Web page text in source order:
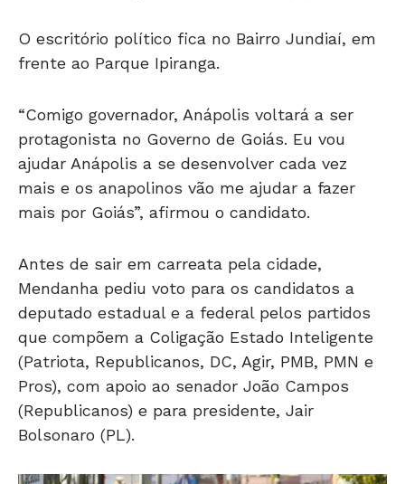
O escritório político fica no Bairro Jundiaí, em
frente ao Parque Ipiranga.
“Comigo governador, Anápolis voltará a ser
protagonista no Governo de Goiás. Eu vou
ajudar Anápolis a se desenvolver cada vez
mais e os anapolinos vão me ajudar a fazer
mais por Goiás”, afirmou o candidato.
Antes de sair em carreata pela cidade,
Mendanha pediu voto para os candidatos a
deputado estadual e a federal pelos partidos
que compõem a Coligação Estado Inteligente
(Patriota, Republicanos, DC, Agir, PMB, PMN e
Pros), com apoio ao senador João Campos
(Republicanos) e para presidente, Jair
Bolsonaro (PL).